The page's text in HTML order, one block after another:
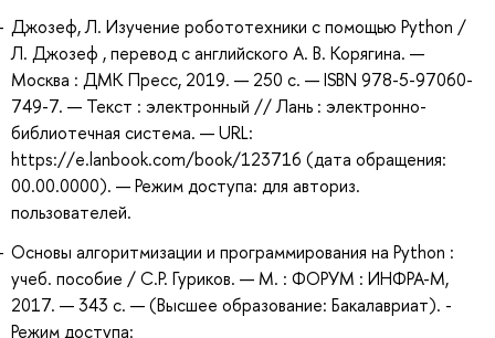
Джозеф, Л. Изучение робототехники с помощью Python /
Л. Джозеф , перевод с английского А. В. Корягина. —
Москва : ДМК Пресс, 2019. — 250 с. — ISBN 978-5-97060-
749-7. — Текст : электронный // Лань : электронно-
библиотечная система. — URL:
https://e.lanbook.com/book/123716 (дата обращения:
00.00.0000). — Режим доступа: для авториз.
пользователей.
Основы алгоритмизации и программирования на Python :
учеб. пособие / С.Р. Гуриков. — М. : ФОРУМ : ИНФРА-М,
2017. — 343 с. — (Высшее образование: Бакалавриат). -
Режим доступа: